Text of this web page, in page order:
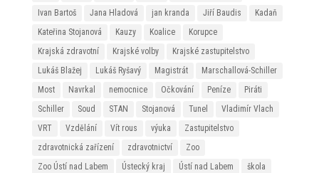
Ivan Bartoš
Jana Hladová jan kranda Jiří Baudis
Kadaň
Kateřina Stojanová
Kauzy Koalice
Korupce
Krajská zdravotní
Krajské volby
Krajské zastupitelstvo
Lukáš Blažej
Lukáš Ryšavý Magistrát
Marschallová-Schiller
Most
Navrkal nemocnice Očkování Peníze
Piráti
Schiller
Soud STAN Stojanová Tunel
Vladimír Vlach
VRT
Vzdělání Vít rous výuka
Zastupitelstvo
zdravotnická zařízení
zdravotnictví
Zoo
Zoo Ústí nad Labem
Ústecký kraj Ústí nad Labem škola